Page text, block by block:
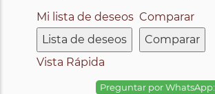
Mi lista de deseos
Lista de deseos
Comparar
Comparar
Vista Rápida
Preguntar por WhatsApp: